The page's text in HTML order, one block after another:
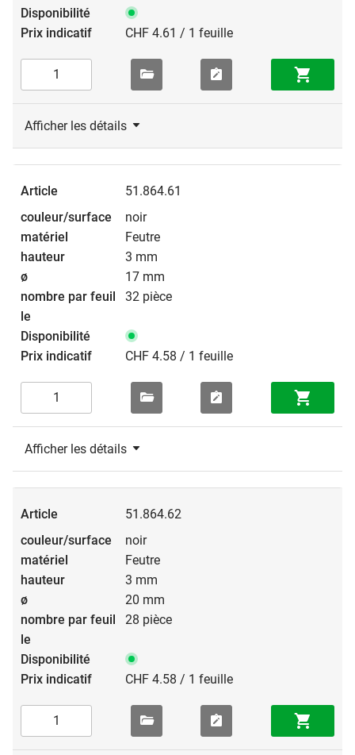
CHF 4.61 / 1 feuille
Afficher les détails
51.864.61
noir
Feutre
3 mm
17 mm
32 pièce
CHF 4.58 / 1 feuille
Afficher les détails
51.864.62
noir
Feutre
3 mm
20 mm
28 pièce
CHF 4.58 / 1 feuille